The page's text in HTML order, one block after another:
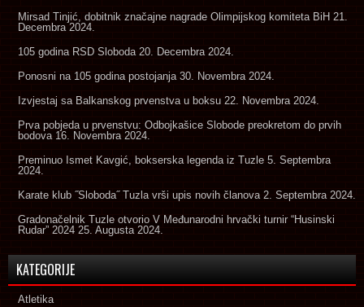
Mirsad Tinjić, dobitnik značajne nagrade Olimpijskog komiteta BiH 21.
Decembra 2024.
105 godina RSD Sloboda 20. Decembra 2024.
Ponosni na 105 godina postojanja 30. Novembra 2024.
Izvjestaj sa Balkanskog prvenstva u boksu 22. Novembra 2024.
Prva pobjeda u prvenstvu: Odbojkašice Slobode preokretom do prvih
bodova 16. Novembra 2024.
Preminuo Ismet Kavgić, bokserska legenda iz Tuzle 5. Septembra
2024.
Karate klub ˝Sloboda˝ Tuzla vrši upis novih članova 2. Septembra 2024.
Gradonačelnik Tuzle otvorio V Međunarodni hrvački turnir “Husinski
Rudar” 2024 25. Augusta 2024.
KATEGORIJE
Atletika